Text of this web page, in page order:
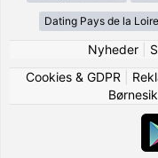
Dating Pays de la Loire
Nyheder|
Cookies & GDPR